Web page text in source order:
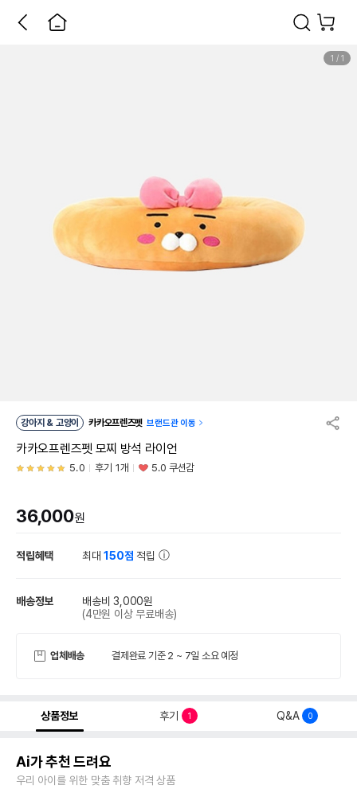
1 / 1
강아지 & 고양이 카카오프렌즈펫 브랜드관 이동
카카오프렌즈펫 모찌 방석 라이언
5.0 후기 1개 5.0 쿠션감
36,000원
적립혜택 최대150점 적립
배송정보
배송비 3,000원
(4만원 이상 무료배송)
업체배송 결제완료 기준 2 ~ 7일 소요 예정
상품정보 후기 1 Q&A 0
Ai가 추천 드려요
우리 아이를 위한 맞춤 취향 저격 상품